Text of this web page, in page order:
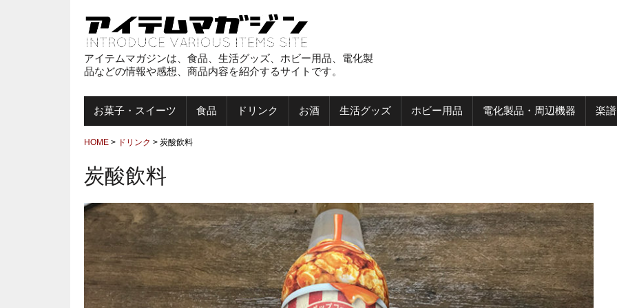
アイテムマガジンは、食品、生活グッズ、ホビー用品、電化製
品などの情報や感想、商品内容を紹介するサイトです。
お菓子・スイーツ 食品 ドリンク お酒 生活グッズ ホビー用品 電化製品・周辺機器 楽
HOME > ドリンク > 炭酸飲料
炭酸飲料